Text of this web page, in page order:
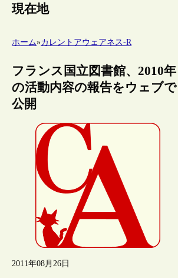
現在地
ホーム»カレントアウェアネス-R
フランス国立図書館、2010年
の活動内容の報告をウェブで
公開
2011年08月26日